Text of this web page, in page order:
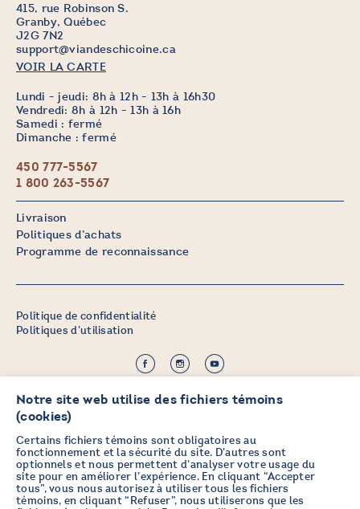
415, rue Robinson S.
Granby, Québec
J2G 7N2
support@viandeschicoine.ca
VOIR LA CARTE
Lundi - jeudi: 8h à 12h - 13h à 16h30
Vendredi: 8h à 12h - 13h à 16h
Samedi : fermé
Dimanche : fermé
450 777-5567
1 800 263-5567
Livraison
Politiques d’achats
Programme de reconnaissance
Crédit :Zen Branding, Design & Com.
Politique de confidentialité
Politiques d’utilisation
PRENEZ DES NOUVELLES EN
VOUS ABONNANT À L’INFOLETTRE
Notre site web utilise des fichiers témoins
(cookies)
Certains fichiers témoins sont obligatoires au
fonctionnement et la sécurité du site. D’autres sont
optionnels et nous permettent d’analyser votre usage du
site pour en améliorer l’expérience. En cliquant “Accepter
tous”, vous nous autorisez à utiliser tous les fichiers
témoins, en cliquant “Refuser”, nous utiliserons que les